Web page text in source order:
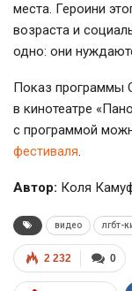
места. Героини
возраста и
одно: они
Показ программы
в кинотеатре
с программой
фестиваля.
Автор: Коля
видео лгбт-
0
2 232